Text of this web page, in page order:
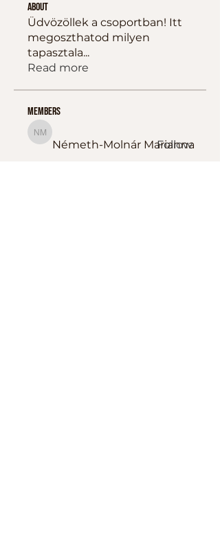
About
Üdvözöllek a csoportban! Itt
megoszthatod milyen
tapasztala...
Read more
Members
Németh-Molnár Marianna
Németh-Molnár Marianna
Follow